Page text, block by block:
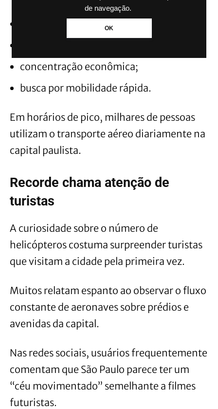
de navegação.
OK
ao trânsito intenso;
concentração econômica;
busca por mobilidade rápida.
Em horários de pico, milhares de pessoas
utilizam o transporte aéreo diariamente na
capital paulista.
Recorde chama atenção de
turistas
A curiosidade sobre o número de
helicópteros costuma surpreender turistas
que visitam a cidade pela primeira vez.
Muitos relatam espanto ao observar o fluxo
constante de aeronaves sobre prédios e
avenidas da capital.
Nas redes sociais, usuários frequentemente
comentam que São Paulo parece ter um
“céu movimentado” semelhante a filmes
futuristas.